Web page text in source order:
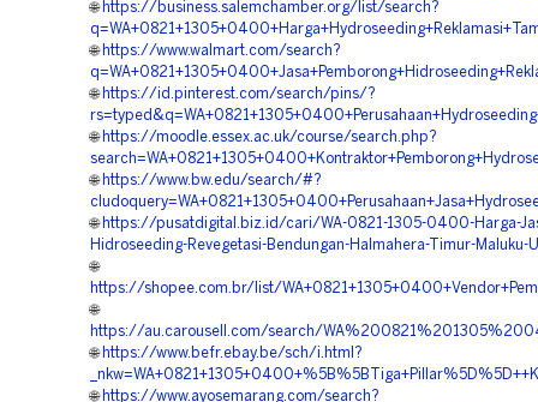
🌐 https://business.salemchamber.org/list/search?
🌐 https://www.walmart.com/search?
🌐 https://id.pinterest.com/search/pins/?
🌐 https://moodle.essex.ac.uk/course/search.php?
🌐 https://www.bw.edu/search/#?
🌐 https://pusatdigital.biz.id/cari/WA-0821-1305-0400-Harga-
Hidroseeding-Revegetasi-Bendungan-Halmahera-Timur-Maluku-
🌐
https://shopee.com.br/list/
🌐
https://au.carousell.com/search/
🌐 https://www.befr.ebay.be/sch/i.html?
🌐 https://www.ayosemarang.com/search?